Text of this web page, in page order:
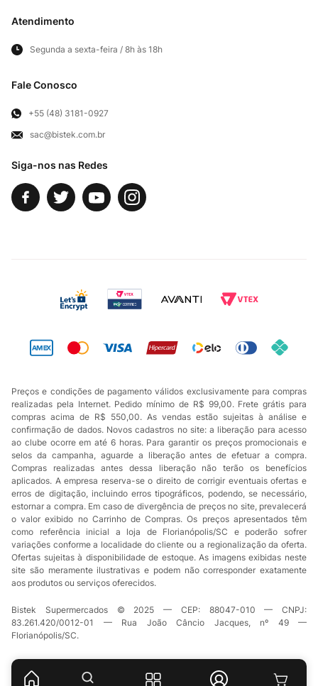
Siga-nos nas Redes
Privacidade e Segurança
Panfletos lojas físicas
Acompanhe seu pedido
Frete e Entregas
Troca e Devoluções
Exercício de Direito
Fale Conosco
Atendimento
Segunda a sexta-feira / 8h às 18h
Fale Conosco
+55 (48) 3181-0927
sac@bistek.com.br
Preços e condições de pagamento válidos exclusivamente para compras
realizadas pela Internet. Pedido mínimo de R$ 99,00. Frete grátis para
compras acima de R$ 550,00. As vendas estão sujeitas à análise e
confirmação de dados. Novos cadastros no site: a liberação para acesso
ao clube ocorre em até 6 horas. Para garantir os preços promocionais e
selos da campanha, aguarde a liberação antes de efetuar a compra.
Compras realizadas antes dessa liberação não terão os benefícios
aplicados. A empresa reserva-se o direito de corrigir eventuais ofertas e
erros de digitação, incluindo erros tipográficos, podendo, se necessário,
estornar a compra. Em caso de divergência de preços no site, prevalecerá
o valor exibido no Carrinho de Compras. Os preços apresentados têm
como referência inicial a loja de Florianópolis/SC e poderão sofrer
variações conforme a localidade do cliente ou a regionalização da oferta.
Ofertas sujeitas à disponibilidade de estoque. As imagens exibidas neste
site são meramente ilustrativas e podem não corresponder exatamente
aos produtos ou serviços oferecidos.
Bistek Supermercados © 2025 — CEP: 88047-010 — CNPJ:
83.261.420/0012-01 — Rua João Câncio Jacques, nº 49 —
Florianópolis/SC.